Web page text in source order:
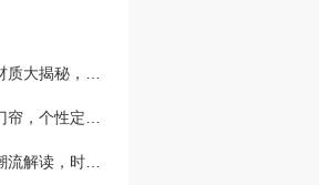
成都软门帘材质大揭秘，品质生活从家开始
定制成都软门帘，个性定制家居风格
成都软门帘潮流解读，时尚装饰新宠